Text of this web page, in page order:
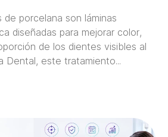
de porcelana son láminas
diseñadas para mejorar color,
de los dientes visibles al
Dental, este tratamiento...